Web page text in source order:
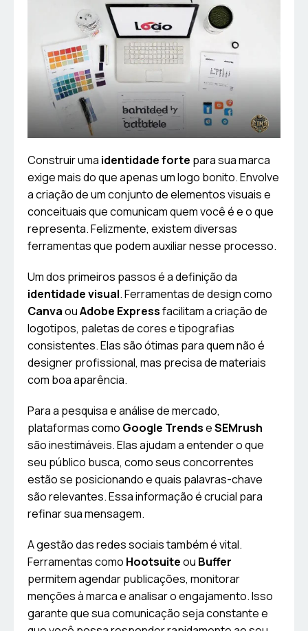
Construir uma identidade forte para sua marca
exige mais do que apenas um logo bonito. Envolve
a criação de um conjunto de elementos visuais e
conceituais que comunicam quem você é e o que
representa. Felizmente, existem diversas
ferramentas que podem auxiliar nesse processo.
Um dos primeiros passos é a definição da
identidade visual. Ferramentas de design como
CanvaouAdobe Expressfacilitam a criação de
logotipos, paletas de cores e tipografias
consistentes. Elas são ótimas para quem não é
designer profissional, mas precisa de materiais
com boa aparência.
Para a pesquisa e análise de mercado,
plataformas como Google TrendseSEMrush
são inestimáveis. Elas ajudam a entender o que
seu público busca, como seus concorrentes
estão se posicionando e quais palavras-chave
são relevantes. Essa informação é crucial para
refinar sua mensagem.
A gestão das redes sociais também é vital.
Ferramentas como Hootsuiteou Buffer
permitem agendar publicações, monitorar
menções à marca e analisar o engajamento. Isso
garante que sua comunicação seja constante e